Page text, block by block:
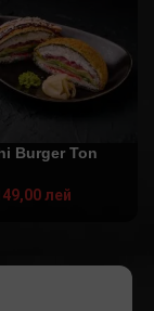
Burger Ton
лей